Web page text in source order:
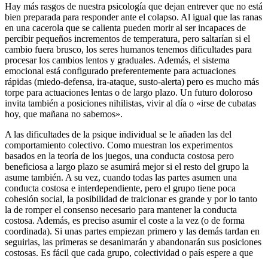
Hay más rasgos de nuestra psicología que dejan entrever que no está
bien preparada para responder ante el colapso. Al igual que las ranas
en una cacerola que se calienta pueden morir al ser incapaces de
percibir pequeños incrementos de temperatura, pero saltarían si el
cambio fuera brusco, los seres humanos tenemos dificultades para
procesar los cambios lentos y graduales. Además, el sistema
emocional está configurado preferentemente para actuaciones
rápidas (miedo-defensa, ira-ataque, susto-alerta) pero es mucho más
torpe para actuaciones lentas o de largo plazo. Un futuro doloroso
invita también a posiciones nihilistas, vivir al día o «irse de cubatas
hoy, que mañana no sabemos».
A las dificultades de la psique individual se le añaden las del
comportamiento colectivo. Como muestran los experimentos
basados en la teoría de los juegos, una conducta costosa pero
beneficiosa a largo plazo se asumirá mejor si el resto del grupo la
asume también. A su vez, cuando todas las partes asumen una
conducta costosa e interdependiente, pero el grupo tiene poca
cohesión social, la posibilidad de traicionar es grande y por lo tanto
la de romper el consenso necesario para mantener la conducta
costosa. Además, es preciso asumir el coste a la vez (o de forma
coordinada). Si unas partes empiezan primero y las demás tardan en
seguirlas, las primeras se desanimarán y abandonarán sus posiciones
costosas. Es fácil que cada grupo, colectividad o país espere a que